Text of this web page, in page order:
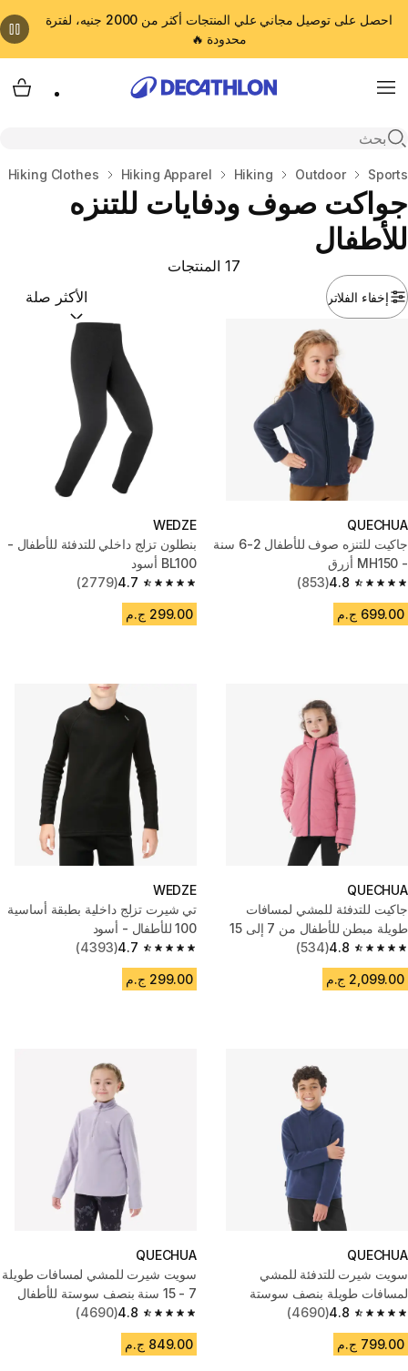
احصل على توصيل مجاني علي المنتجات أكثر من 2000 جنيه، لفترة
محدودة 🔥
Menu
Open search
المنزل
Sports
Outdoor
Hiking
Hiking Apparel
Hiking Clothes
جواكت صوف ودفايات للتنزه
للأطفال
إخفاء الفلاتر
17 المنتجات
ترتيب حسب:
QUECHUA
جاكيت للتنزه صوف للأطفال 2-6 سنة
- MH150 أزرق
4.8
4.8 out of 5 stars from 853 reviews
(853)
699.00 ج.م
WEDZE
بنطلون تزلج داخلي للتدفئة للأطفال -
BL100 أسود
4.7
4.7 out of 5 stars from 2779 reviews
(2779)
299.00 ج.م
QUECHUA
جاكيت للتدفئة للمشي لمسافات
طويلة مبطن للأطفال من 7 إلى 15
سنة - بينك 4.8
4.8 out of 5 stars from 534 reviews
(534)
2,099.00 ج.م
WEDZE
تي شيرت تزلج داخلية بطبقة أساسية
100 للأطفال - أسود
4.7
4.7 out of 5 stars from 4393 reviews
(4393)
299.00 ج.م
QUECHUA
سويت شيرت للتدفئة للمشي
لمسافات طويلة بنصف سوستة
للأطفال من 7 إلى 15 سنة - كحلي4.8
4.8 out of 5 stars from 4690 reviews
(4690)
799.00 ج.م
QUECHUA
سويت شيرت للمشي لمسافات طويلة
7 - 15 سنة بنصف سوستة للأطفال
4.8
4.8 out of 5 stars from 4690 reviews
(4690)
849.00 ج.م